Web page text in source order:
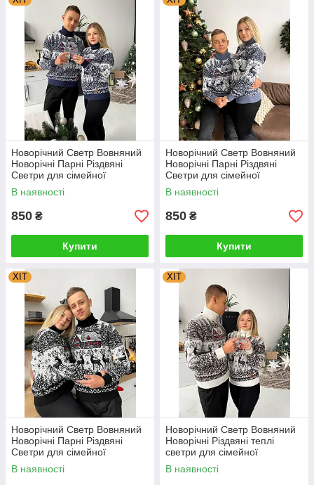
Новорічний Светр Вовняний
Новорічні Парні Різдвяні
Светри для сімейної
фотосесії Туреччина
В наявності
850 ₴
Купити
Новорічний Светр Вовняний
Новорічні Парні Різдвяні
Светри для сімейної
фотосесії Туреччина
В наявності
850 ₴
Купити
ХІТ
Новорічний Светр Вовняний
Новорічні Парні Різдвяні
Светри для сімейної
фотосесії Туреччина
В наявності
ХІТ
Новорічний Светр Вовняний
Новорічні Різдвяні теплі
светри для сімейної
фотосесії 4XL, 5XL
В наявності